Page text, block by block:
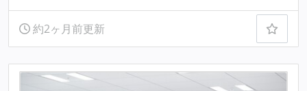
約2ヶ月前更新